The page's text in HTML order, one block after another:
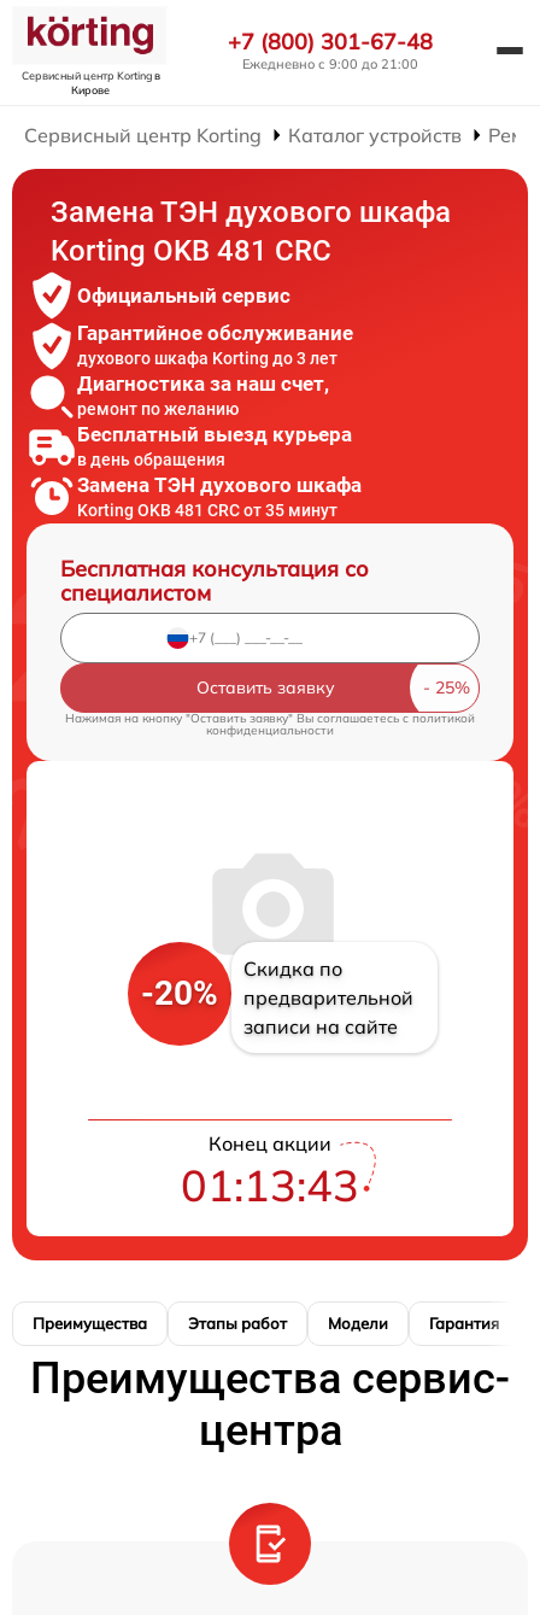
Сервисный центр Kortingв
Кирове
+7 (800) 301-67-48
Ежедневно с 9:00 до 21:00
Сервисный центр Korting Каталог устройств
Замена ТЭН духового шкафа
Korting OKB 481 CRC
Официальный сервис
Гарантийное обслуживание
духового шкафа Korting до 3 лет
Диагностика за наш счет,
ремонт по желанию
Бесплатный выезд курьера
в день обращения
Замена ТЭН духового шкафа
Korting OKB 481 CRC от 35 минут
Бесплатная консультация со
специалистом
Оставить заявку
Нажимая на кнопку "Оставить заявку" Вы соглашаетесь cполитикой
конфиденциальности
-20%
Скидка по
предварительной
записи на сайте
Конец акции
01:13:42
Преимущества Этапы работ Модели Гарантия
Преимущества сервис-
центра